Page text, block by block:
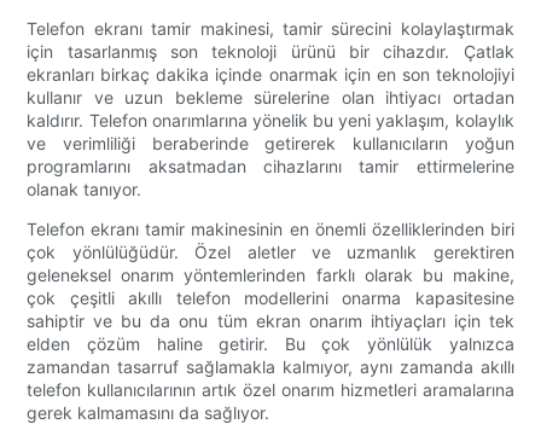
Telefon ekranı tamir makinesi, tamir sürecini kolaylaştırmak
için tasarlanmış son teknoloji ürünü bir cihazdır. Çatlak
ekranları birkaç dakika içinde onarmak için en son teknolojiyi
kullanır ve uzun bekleme sürelerine olan ihtiyacı ortadan
kaldırır. Telefon onarımlarına yönelik bu yeni yaklaşım, kolaylık
ve verimliliği beraberinde getirerek kullanıcıların yoğun
programlarını aksatmadan cihazlarını tamir ettirmelerine
olanak tanıyor.
Telefon ekranı tamir makinesinin en önemli özelliklerinden biri
çok yönlülüğüdür. Özel aletler ve uzmanlık gerektiren
geleneksel onarım yöntemlerinden farklı olarak bu makine,
çok çeşitli akıllı telefon modellerini onarma kapasitesine
sahiptir ve bu da onu tüm ekran onarım ihtiyaçları için tek
elden çözüm haline getirir. Bu çok yönlülük yalnızca
zamandan tasarruf sağlamakla kalmıyor, aynı zamanda akıllı
telefon kullanıcılarının artık özel onarım hizmetleri aramalarına
gerek kalmamasını da sağlıyor.